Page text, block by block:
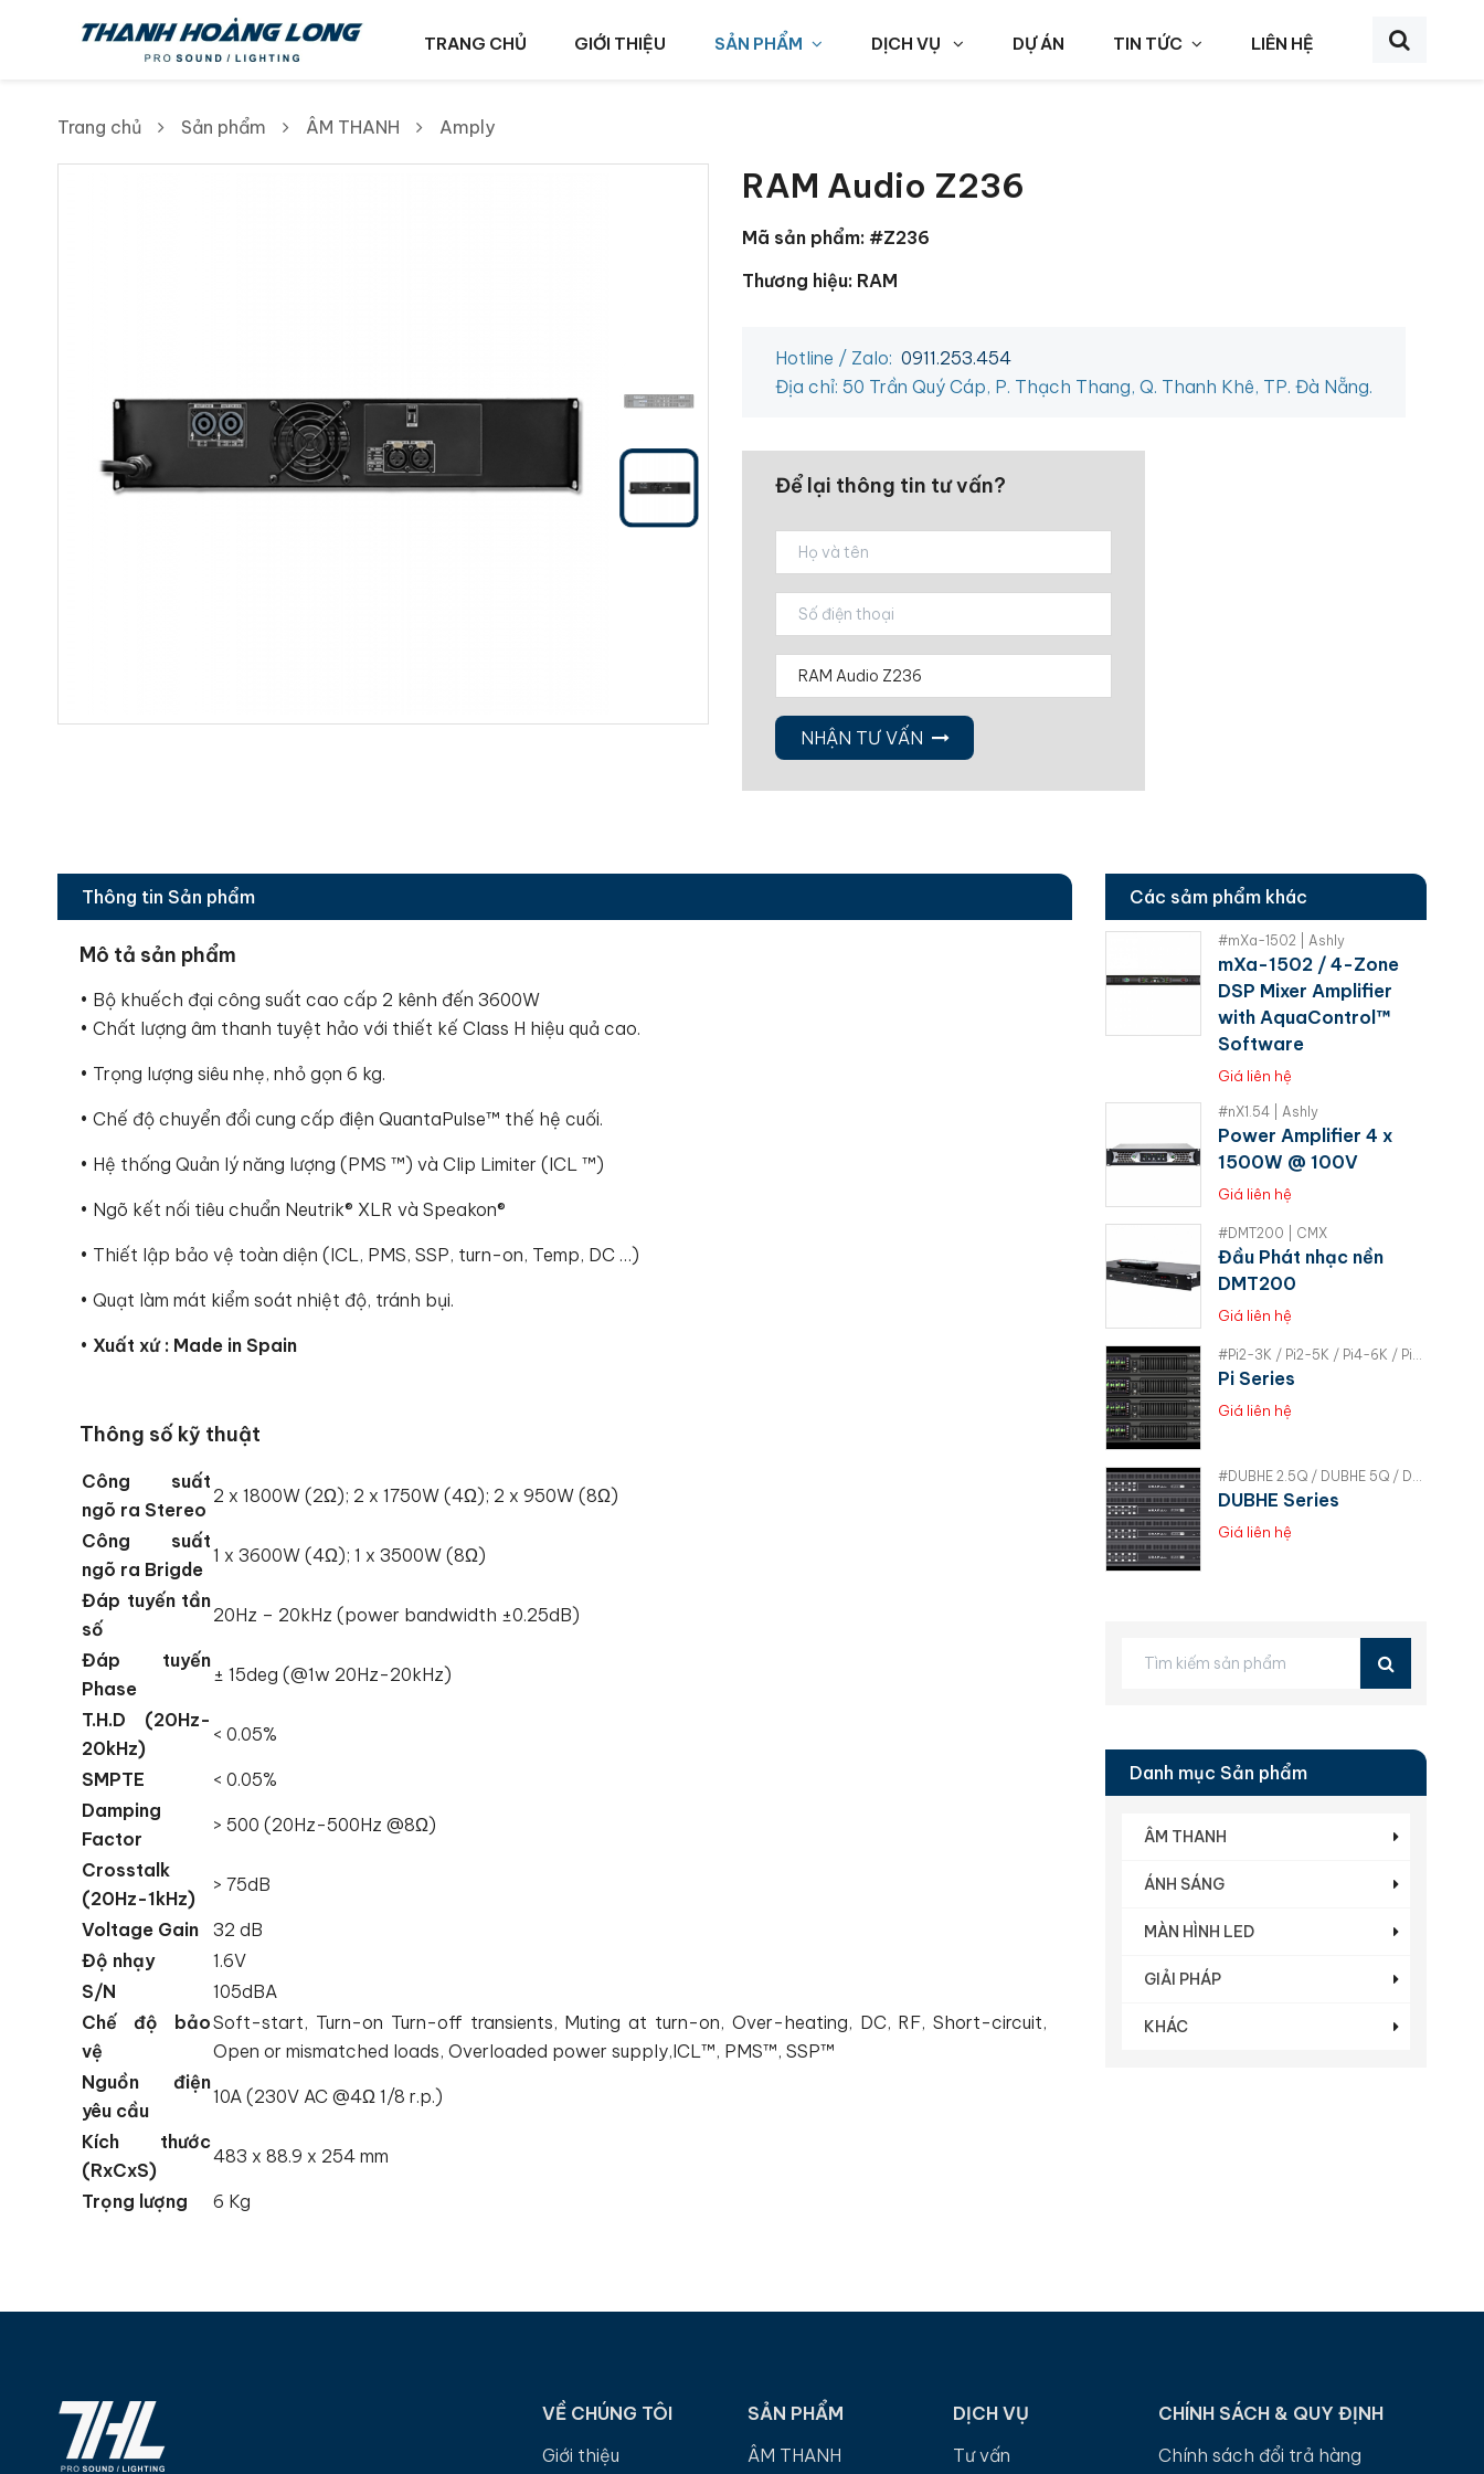
TRANG CHỦ GIỚI THIỆU SẢN PHẨM DỊCH VỤ DỰ ÁN TIN TỨC LIÊN HỆ
Trang chủ Sản phẩm ÂM THANH Amply
RAM Audio Z236
Mã sản phẩm: #Z236
Thương hiệu: RAM
Hotline / Zalo: 0911.253.454
Địa chỉ: 50 Trần Quý Cáp, P. Thạch Thang, Q. Thanh Khê, TP. Đà Nẵng.
Để lại thông tin tư vấn?
NHẬN TƯ VẤN
Thông tin Sản phẩm
Mô tả sản phẩm
• Bộ khuếch đại công suất cao cấp 2 kênh đến 3600W
• Chất lượng âm thanh tuyệt hảo với thiết kế Class H hiệu quả cao.
• Trọng lượng siêu nhẹ, nhỏ gọn 6 kg.
• Chế độ chuyển đổi cung cấp điện QuantaPulse™ thế hệ cuối.
• Hệ thống Quản lý năng lượng (PMS ™) và Clip Limiter (ICL ™)
• Ngõ kết nối tiêu chuẩn Neutrik® XLR và Speakon®
• Thiết lập bảo vệ toàn diện (ICL, PMS, SSP, turn-on, Temp, DC …)
• Quạt làm mát kiểm soát nhiệt độ, tránh bụi.
• Xuất xứ : Made in Spain
Thông số kỹ thuật
Công suất
ngõ ra Stereo
2 x 1800W (2Ω); 2 x 1750W (4Ω); 2 x 950W (8Ω)
Công suất
ngõ ra Brigde
1 x 3600W (4Ω); 1 x 3500W (8Ω)
Đáp tuyến tần
số
20Hz – 20kHz (power bandwidth ±0.25dB)
Đáp tuyến
Phase
± 15deg (@1w 20Hz-20kHz)
T.H.D (20Hz-
20kHz)
< 0.05%
SMPTE
< 0.05%
Damping
Factor
> 500 (20Hz-500Hz @8Ω)
Crosstalk
(20Hz-1kHz)
> 75dB
Voltage Gain
32 dB
Độ nhạy
1.6V
S/N
105dBA
Chế độ bảo
vệ
Soft-start, Turn-on Turn-off transients, Muting at turn-on, Over-heating, DC, RF, Short-circuit,
Open or mismatched loads, Overloaded power supply,ICL™, PMS™, SSP™
Nguồn điện
yêu cầu
10A (230V AC @4Ω 1/8 r.p.)
Kích thước
(RxCxS)
483 x 88.9 x 254 mm
Trọng lượng 6 Kg
Các sảm phẩm khác
#mXa-1502 | Ashly
mXa-1502 / 4-Zone
DSP Mixer Amplifier
with AquaControl™
Software
Giá liên hệ
#nX1.54 | Ashly
Power Amplifier 4 x
1500W @ 100V
Giá liên hệ
#DMT200 | CMX
Đầu Phát nhạc nền
DMT200
Giá liên hệ
Pi Series
Giá liên hệ
DUBHE Series
Giá liên hệ
Danh mục Sản phẩm
ÂM THANH
ÁNH SÁNG
MÀN HÌNH LED
GIẢI PHÁP
KHÁC
VỀ CHÚNG TÔI
Giới thiệu
SẢN PHẨM
ÂM THANH
DỊCH VỤ
Tư vấn
CHÍNH SÁCH & QUY ĐỊNH
Chính sách đổi trả hàng